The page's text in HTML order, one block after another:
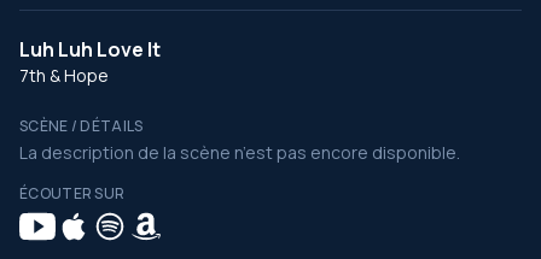
Luh Luh Love It
7th & Hope
SCÈNE / DÉTAILS
La description de la scène n’est pas encore disponible.
ÉCOUTER SUR